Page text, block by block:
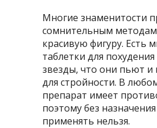
Многие знаменитости
сомнительным методам
красивую фигуру. Есть
таблетки для
звезды, что они пьют и
для стройности. В
препарат имеет
поэтому без
применять нельзя.